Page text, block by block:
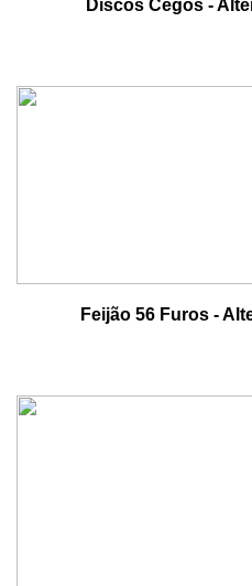
Discos Cegos -
Feijão 56 Furos -